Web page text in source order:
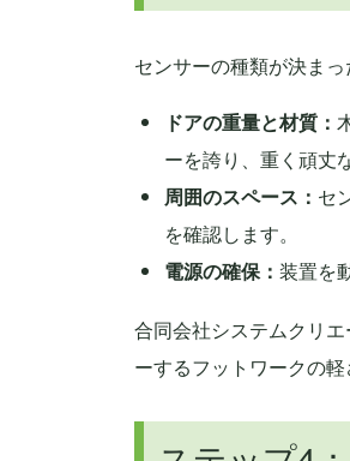
センサーの種類が決ま
ドアの重量と材質：
ーを誇り、重く頑丈
周囲のスペース： セ
を確認します。
電源の確保： 装置を
合同会社システムクリエ
ーするフットワークの